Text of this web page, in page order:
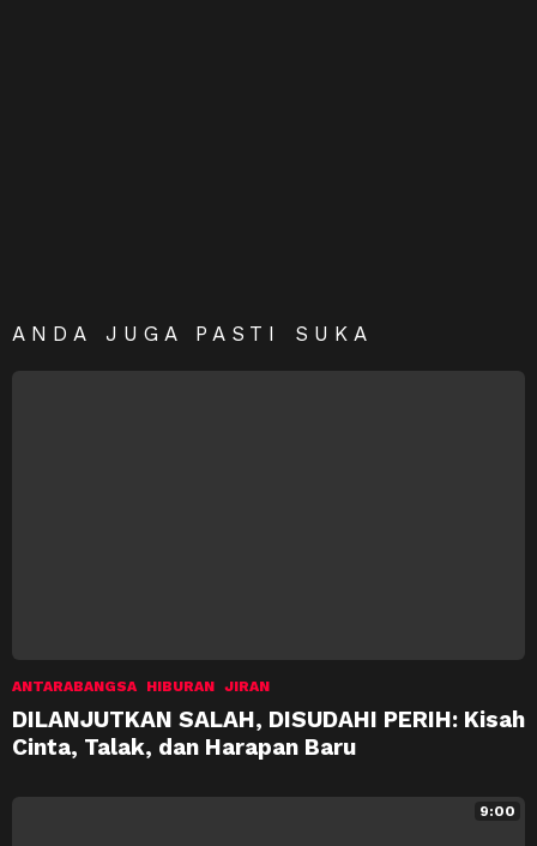
ANDA JUGA PASTI SUKA
ANTARABANGSA HIBURAN JIRAN
DILANJUTKAN SALAH, DISUDAHI PERIH: Kisah
Cinta, Talak, dan Harapan Baru
9:00